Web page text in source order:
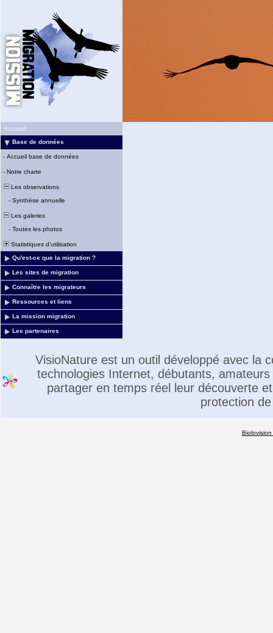
Accueil
Base de données
- Accueil base de données
- Notre charte
Les observations
- Synthèse annuelle
Les galeries
- Toutes les photos
Statistiques d'utilisation
Qu'est-ce que la migration ?
Les sites de migration
Connaître les migrateurs
Ressources et liens
La mission migration
Les partenaires
VisioNature est un outil développé avec la
technologies Internet, débutants,
partager en temps réel leur découverte
protection
Biolovision